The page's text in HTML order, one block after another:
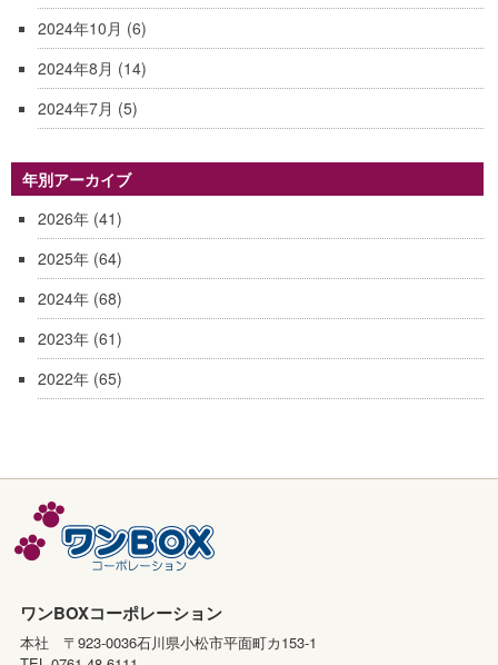
2024年10月 (6)
2024年8月 (14)
2024年7月 (5)
年別アーカイブ
2026年(41)
2025年(64)
2024年(68)
2023年(61)
2022年(65)
ワンBOXコーポレーション
本社 〒923-0036石川県小松市平面町カ153-1